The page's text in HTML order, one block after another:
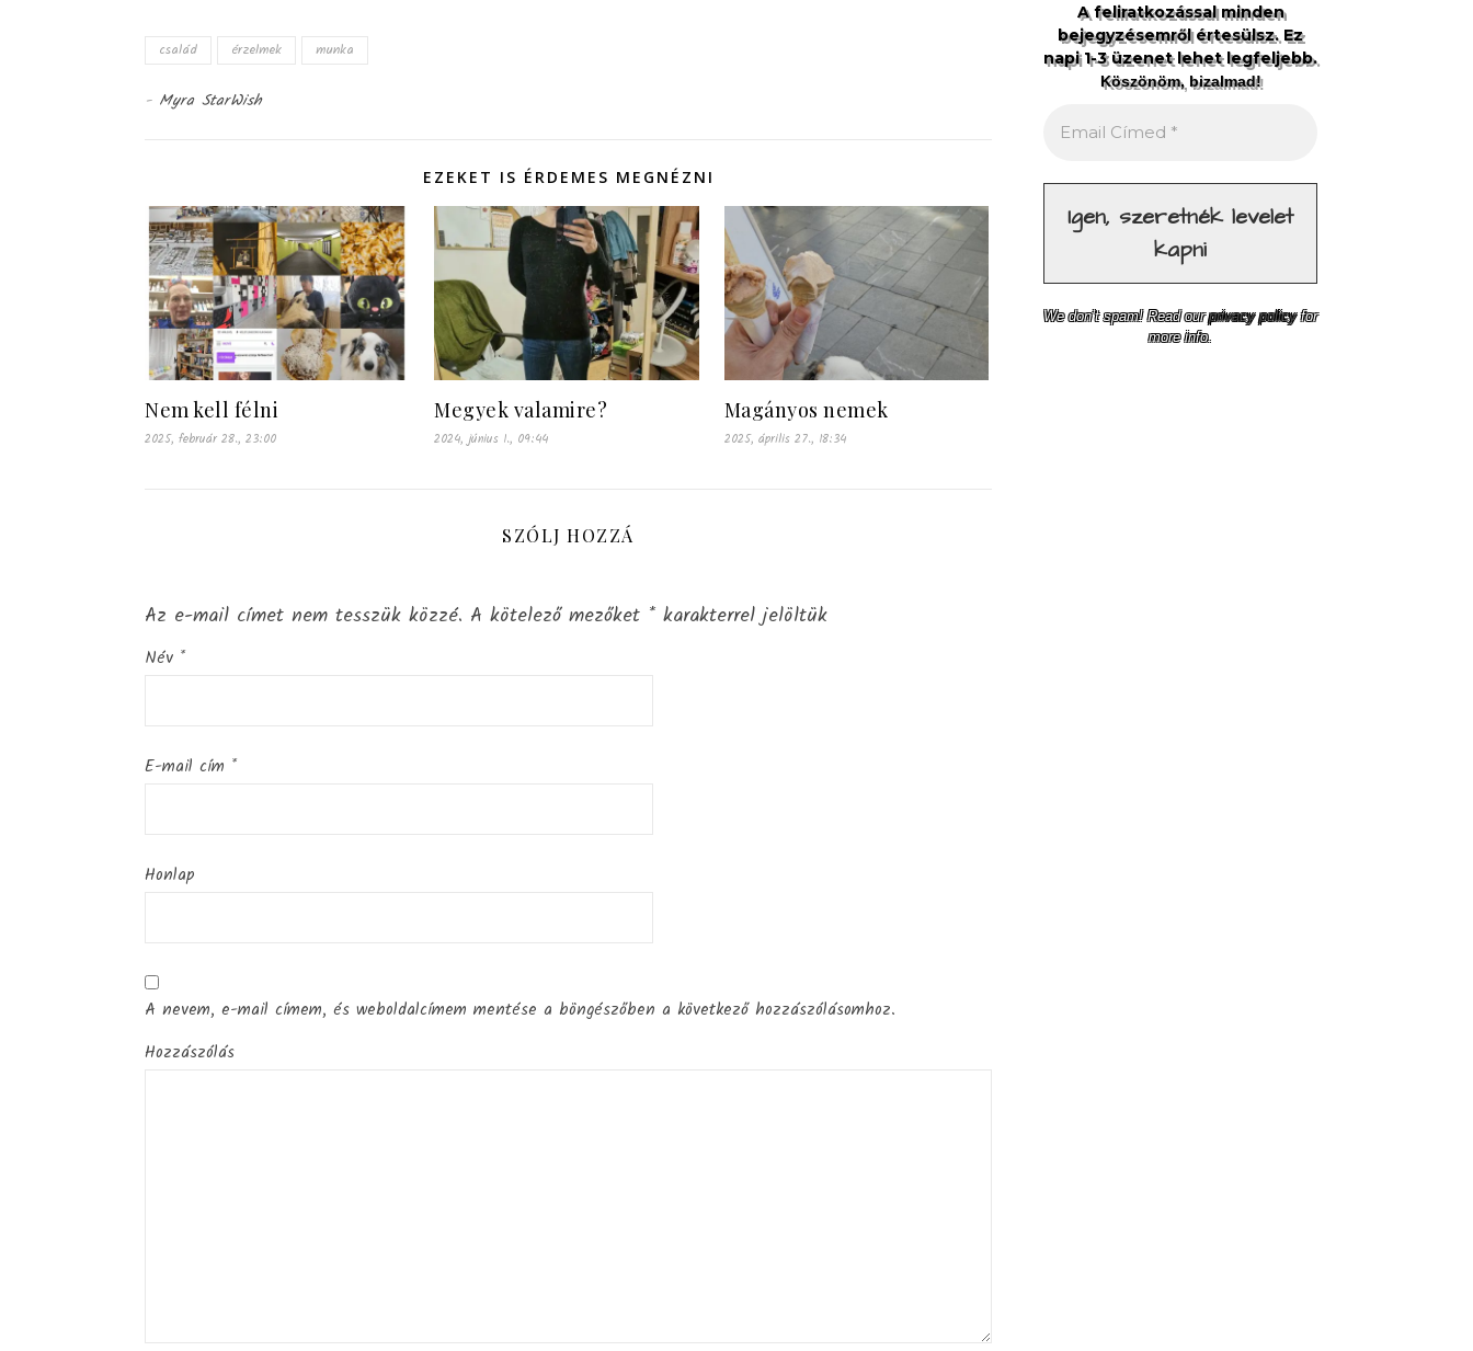
család érzelmek munka
- Myra StarWish
EZEKET IS ÉRDEMES MEGNÉZNI
Nem kell félni
2025, február 28., 23:00
Megyek valamire?
2024, június 1., 09:44
Magányos nemek
2025, április 27., 18:34
SZÓLJ HOZZÁ
Az e-mail címet nem tesszük közzé. A kötelező mezőket * karakterrel jelöltük
Név *
E-mail cím *
Honlap
A nevem, e-mail címem, és weboldalcímem mentése a böngészőben a következő hozzászólásomhoz.
Hozzászólás
A feliratkozással minden
bejegyzésemről értesülsz. Ez
napi 1-3 üzenet lehet legfeljebb.
Köszönöm, bizalmad!
We don’t spam! Read ourprivacy policyfor
more info.